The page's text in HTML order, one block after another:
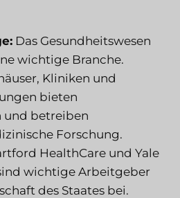
Das Gesundheitswesen
wichtige Branche.
Kliniken und
bieten
und betreiben
Forschung.
HealthCare und Yale
wichtige Arbeitgeber
des Staates bei.